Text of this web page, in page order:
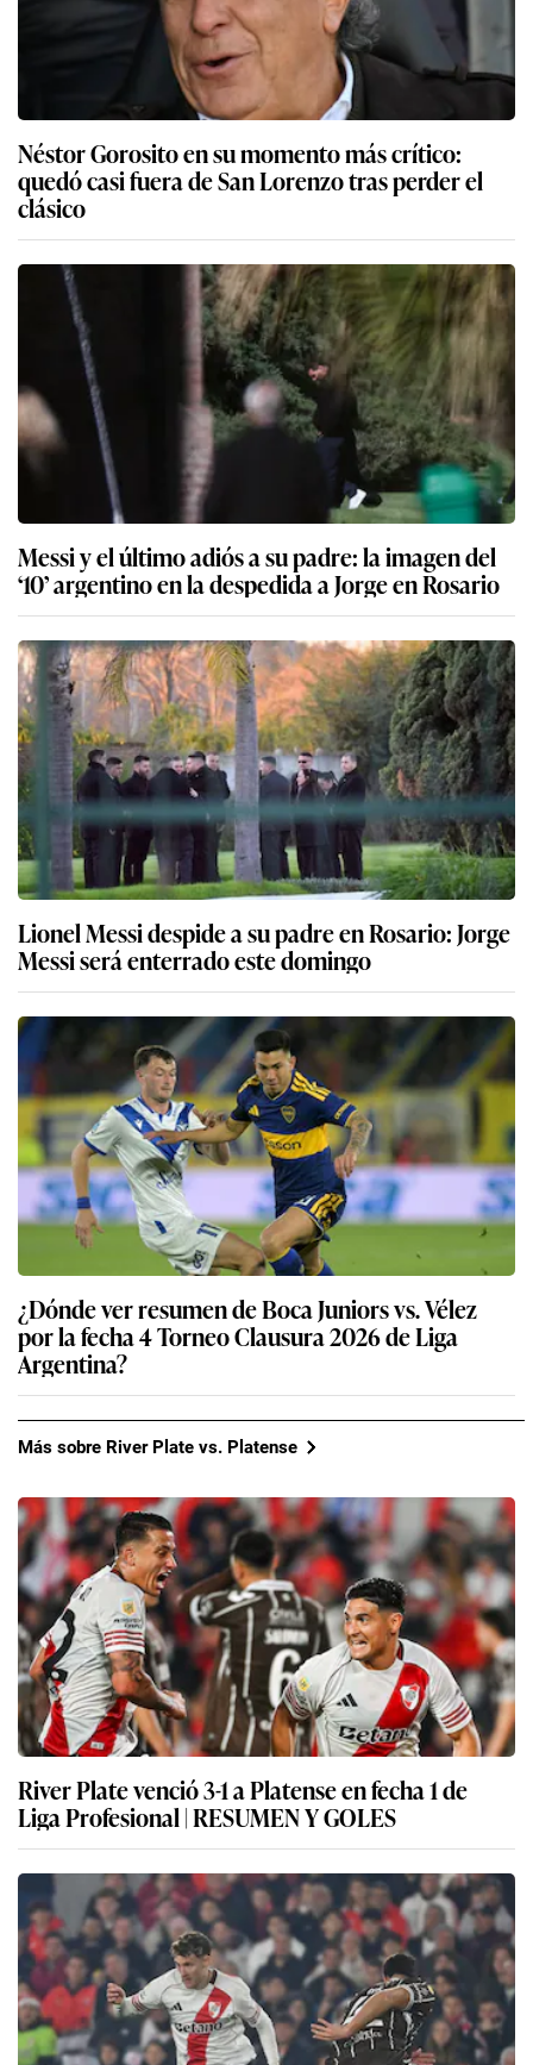
Néstor Gorosito en su momento más crítico:
quedó casi fuera de San Lorenzo tras perder el
clásico
Messi y el último adiós a su padre: la imagen del
‘10’ argentino en la despedida a Jorge en Rosario
Lionel Messi despide a su padre en Rosario: Jorge
Messi será enterrado este domingo
¿Dónde ver resumen de Boca Juniors vs. Vélez
por la fecha 4 Torneo Clausura 2026 de Liga
Argentina?
Más sobre River Plate vs. Platense
River Plate venció 3-1 a Platense en fecha 1 de
Liga Profesional | RESUMEN Y GOLES